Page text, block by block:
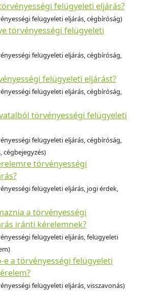
felügyeleti eljárás?
felügyeleti eljárás, cégbíróság)
törvényességi felügyeleti
felügyeleti eljárás, cégbíróság,
felügyeleti eljárást?
felügyeleti eljárás, cégbíróság,
törvényességi felügyeleti
felügyeleti eljárás, cégbíróság,
cégbejegyzés)
törvényességi
felügyeleti eljárás, jogi érdek,
a törvényességi
iránti kérelemnek?
felügyeleti eljárás, felügyeleti
e a törvényességi felügyeleti
felügyeleti eljárás, visszavonás)